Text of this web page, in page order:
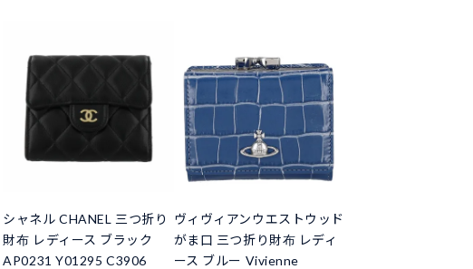
シャネル CHANEL 三つ折り
財布 レディース ブラック
AP0231 Y01295 C3906
ヴィヴィアンウエストウッド
がま口 三つ折り財布 レディ
ース ブルー Vivienne